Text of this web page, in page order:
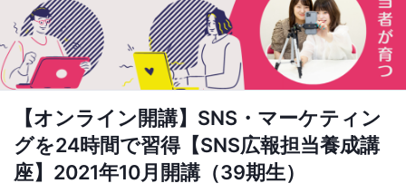
【オンライン開講】SNS・マーケティン
グを24時間で習得【SNS広報担当養成講
座】2021年10月開講（39期生）